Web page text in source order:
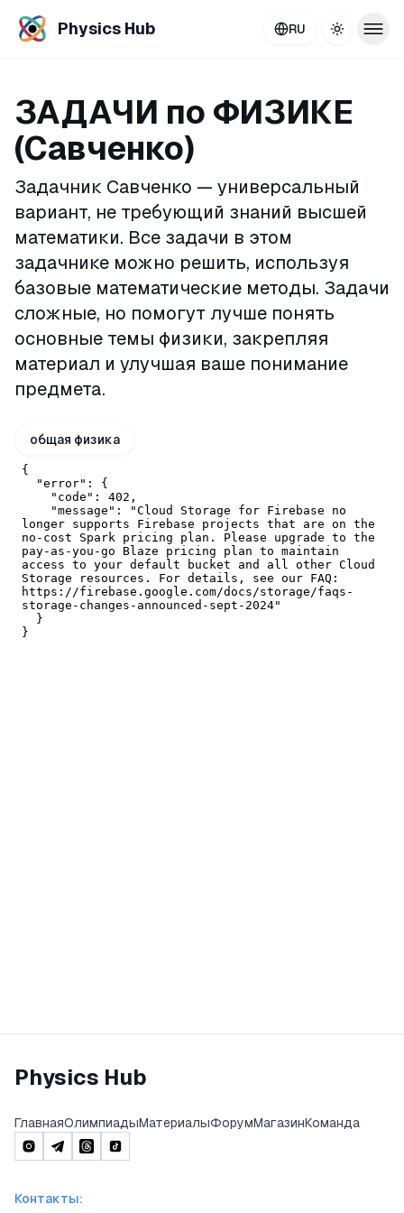
Physics Hub RU
Toggle
ЗАДАЧИ по ФИЗИКЕ
(Савченко)
Задачник Савченко — универсальный
вариант, не требующий знаний высшей
математики. Все задачи в этом
задачнике можно решить, используя
базовые математические методы. Задачи
сложные, но помогут лучше понять
основные темы физики, закрепляя
материал и улучшая ваше понимание
предмета.
общая физика
Physics Hub
ГлавнаяОлимпиадыМатериалыФорумМагазинКоманда
Контакты: